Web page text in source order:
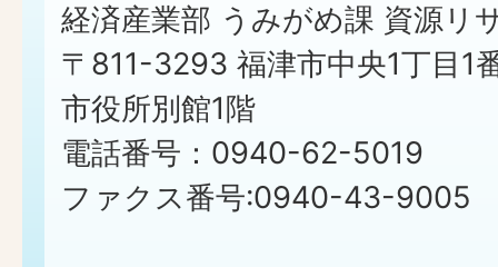
経済産業部 うみがめ課 資源リ
〒811-3293 福津市中央1丁目1
市役所別館1階
電話番号：0940-62-5019
ファクス番号:0940-43-9005